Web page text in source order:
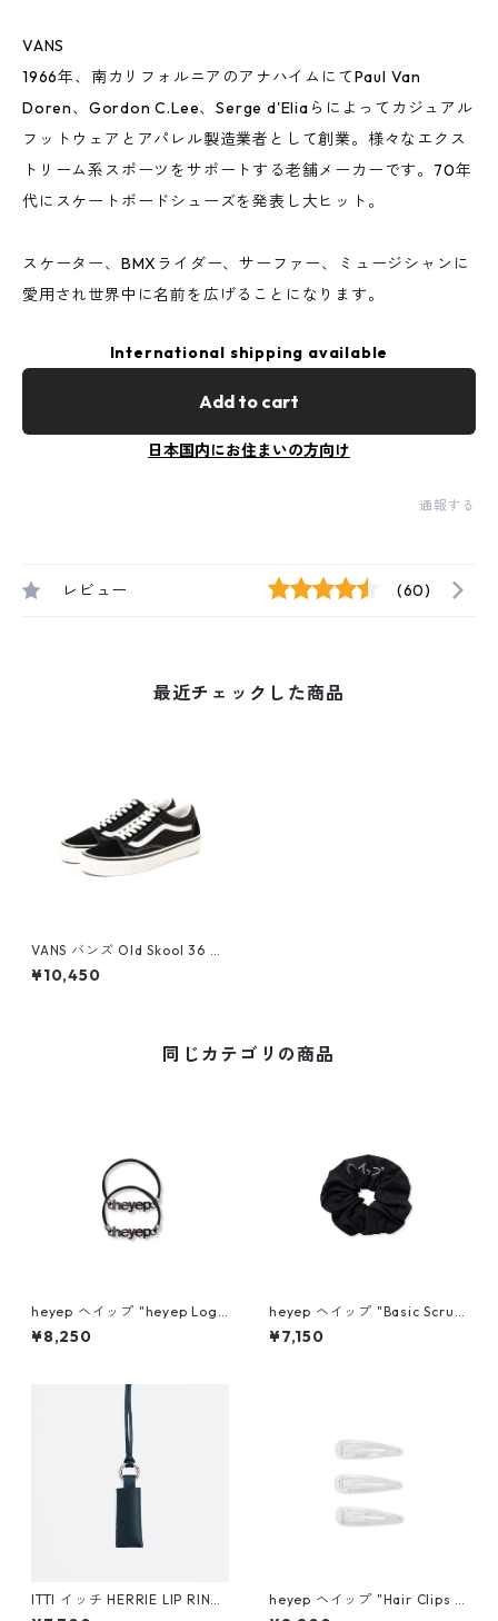
VANS
1966年、南カリフォルニアのアナハイムにてPaul Van
Doren、Gordon C.Lee、Serge d'Eliaらによってカジュアル
フットウェアとアパレル製造業者として創業。様々なエクス
トリーム系スポーツをサポートする老舗メーカーです。70年
代にスケートボードシューズを発表し大ヒット。
スケーター、BMXライダー、サーファー、ミュージシャンに
愛用され世界中に名前を広げることになります。
International shipping available
Add to cart
日本国内にお住まいの方向け
通報する
レビュー (60)
最近チェックした商品
VANS バンズ Old Skool 36 D
X
¥10,450
同じカテゴリの商品
heyep ヘイップ "heyep Logo
Hair Ties (2-piece)" (BLK) h
p07126
¥8,250
heyep ヘイップ "Basic Scrun
chie with KENKAGAMI" hp0
6626
¥7,150
ITTI イッチ HERRIE LIP RING
/ DIPLO FJORD (BLACK)
heyep ヘイップ "Hair Clips w
ith KENKAGAMI (3-piece)" h